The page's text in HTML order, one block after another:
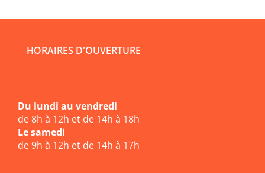
HORAIRES D'OUVERTURE
Du lundi au vendredi
de 8h à 12h et de 14h à 18h
Le samedi
de 9h à 12h et de 14h à 17h